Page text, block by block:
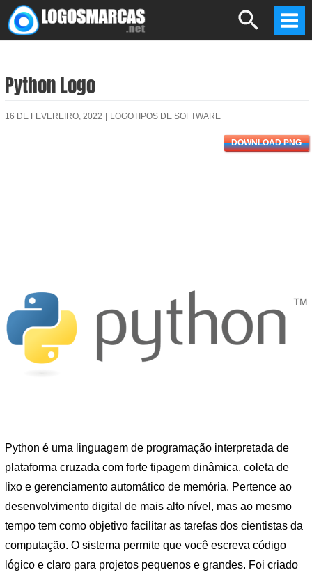
Skip
to
Search
Python Logo
16 DE FEVEREIRO, 2022 LOGOTIPOS DE SOFTWARE
DOWNLOAD PNG
Python é uma linguagem de programação interpretada de
plataforma cruzada com forte tipagem dinâmica, coleta de
lixo e gerenciamento automático de memória. Pertence ao
desenvolvimento digital de mais alto nível, mas ao mesmo
tempo tem como objetivo facilitar as tarefas dos cientistas da
computação. O sistema permite que você escreva código
lógico e claro para projetos pequenos e grandes. Foi criado